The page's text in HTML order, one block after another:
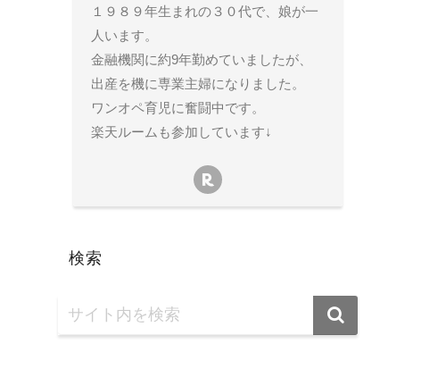
１９８９年生まれの３０代で、娘が一
人います。
金融機関に約9年勤めていましたが、
出産を機に専業主婦になりました。
ワンオペ育児に奮闘中です。
楽天ルームも参加しています↓
検索